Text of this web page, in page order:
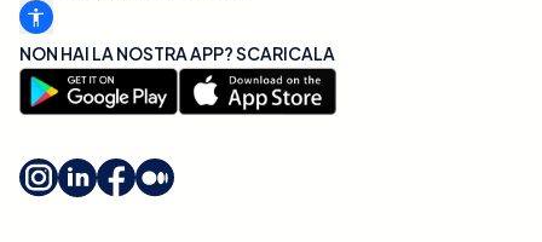
NON HAI LA NOSTRA APP? SCARICALA